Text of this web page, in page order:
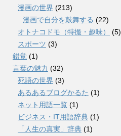
漫画の世界 (213)
漫画で自分を鼓舞する (22)
オトナコドモ（特撮・趣味）
(5)
スポーツ (3)
錯覚 (1)
言葉の魅力 (32)
死語の世界 (3)
あるあるブログかるた (1)
ネット用語一覧 (1)
ビジネス・IT用語辞典 (1)
「人生の真実」辞典 (1)